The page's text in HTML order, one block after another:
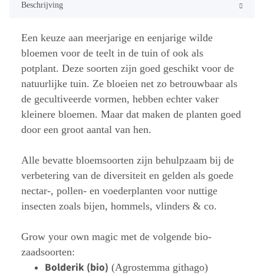
Beschrijving
Een keuze aan meerjarige en eenjarige wilde
bloemen voor de teelt in de tuin of ook als
potplant. Deze soorten zijn goed geschikt voor de
natuurlijke tuin. Ze bloeien net zo betrouwbaar als
de gecultiveerde vormen, hebben echter vaker
kleinere bloemen. Maar dat maken de planten goed
door een groot aantal van hen.
Alle bevatte bloemsoorten zijn behulpzaam bij de
verbetering van de diversiteit en gelden als goede
nectar-, pollen- en voederplanten voor nuttige
insecten zoals bijen, hommels, vlinders & co.
Grow your own magic met de volgende bio-
zaadsoorten:
Bolderik (bio) (Agrostemma githago)